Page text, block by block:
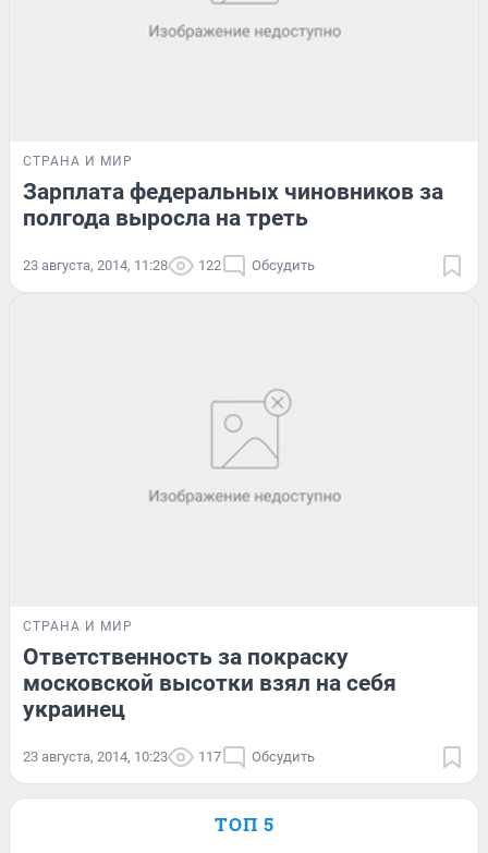
СТРАНА И МИР
Зарплата федеральных чиновников за
полгода выросла на треть
23 августа, 2014, 11:28 122 Обсудить
СТРАНА И МИР
Ответственность за покраску
московской высотки взял на себя
украинец
23 августа, 2014, 10:23 117 Обсудить
ТОП 5